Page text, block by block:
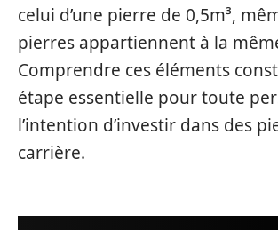
celui d’une pierre de 0,5m³,
pierres appartiennent à la
Comprendre ces éléments
étape essentielle pour toute
l’intention d’investir dans des
carrière.